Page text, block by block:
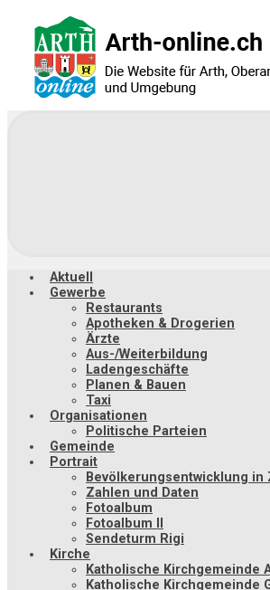
Hauptinhalt
springen
Aktuell
Gewerbe
Restaurants
Apotheken & Drogerien
Ärzte
Aus-/Weiterbildung
Ladengeschäfte
Planen & Bauen
Taxi
Organisationen
Politische Parteien
Gemeinde
Portrait
Bevölkerungsentwicklung in
Zahlen und Daten
Fotoalbum
Fotoalbum II
Sendeturm Rigi
Kirche
Katholische Kirchgemeinde
Katholische Kirchgemeinde